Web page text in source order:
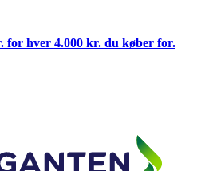
for hver 4.000 kr. du køber for.